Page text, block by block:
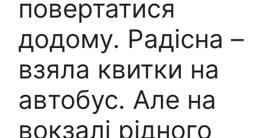
повертатися
додому. Радісна –
взяла квитки на
автобус. Але на
вокзалі рідного